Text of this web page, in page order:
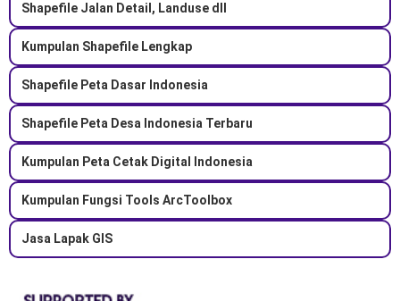
Shapefile Jalan Detail, Landuse dll
Kumpulan Shapefile Lengkap
Shapefile Peta Dasar Indonesia
Shapefile Peta Desa Indonesia Terbaru
Kumpulan Peta Cetak Digital Indonesia
Kumpulan Fungsi Tools ArcToolbox
Jasa Lapak GIS